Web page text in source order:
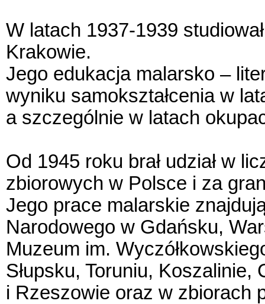
W latach 1937-1939
Krakowie.
Jego edukacja malarsko –
wyniku samokształcenia w
a szczególnie w latach
Od 1945 roku brał udział w
zbiorowych w Polsce i za
Jego prace malarskie
Narodowego w Gdańsku,
Muzeum im.
Słupsku, Toruniu, Koszalinie,
i Rzeszowie oraz w zbiorach